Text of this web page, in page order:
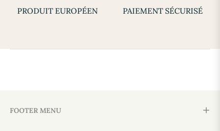
PRODUIT EUROPÉEN PAIEMENT SÉCURISÉ
FOOTER MENU